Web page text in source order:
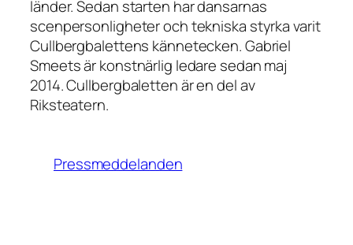
länder. Sedan starten har dansarnas
scenpersonligheter och tekniska styrka varit
Cullbergbalettens kännetecken. Gabriel
Smeets är konstnärlig ledare sedan maj
2014. Cullbergbaletten är en del av
Riksteatern.
Pressmeddelanden